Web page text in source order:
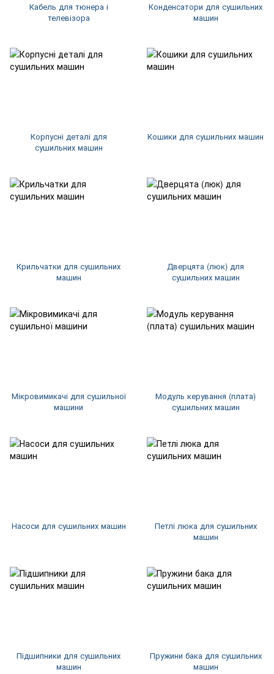
Кабель для тюнера і
телевізора
Конденсатори для сушильних
машин
Корпусні деталі для
сушильних машин
Кошики для сушильних машин
Крильчатки для сушильних
машин
Дверцята (люк) для
сушильних машин
Мікровимикачі для сушильної
машини
Модуль керування (плата)
сушильних машин
Насоси для сушильних машин
Петлі люка для сушильних
машин
Підшипники для сушильних
машин
Пружини бака для сушильних
машин